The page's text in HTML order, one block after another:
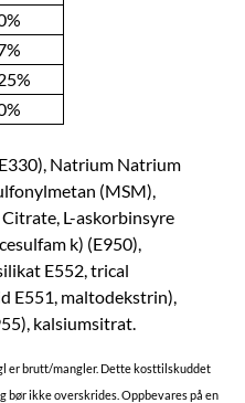
Natrium Natrium
(MSM),
L-askorbinsyre
k) (E950),
E552, trical
E551, maltodekstrin),
kalsiumsitrat.
er brutt/mangler. Dette kosttilskuddet
bør ikke overskrides. Oppbevares på en